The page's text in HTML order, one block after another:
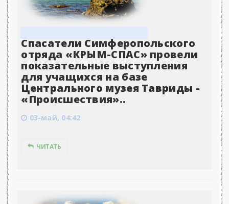
Спасатели Симферопольского
отряда «КРЫМ-СПАС» провели
показательные выступления
для учащихся на базе
Центрального музея Тавриды -
«Происшествия»..
03-май, 04:42
ЧИТАТЬ